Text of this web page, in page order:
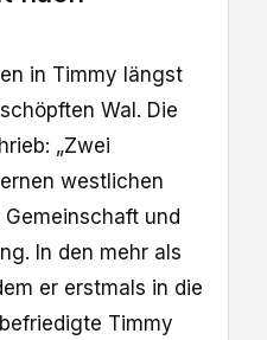
in Timmy längst
Wal. Die
„Zwei
westlichen
und
In den mehr als
er erstmals in die
Timmy